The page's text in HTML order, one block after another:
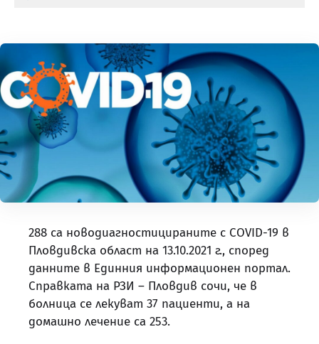
288 са новодиагностицираните с COVID-19 в
Пловдивска област на 13.10.2021 г., според
данните в Единния информационен портал.
Справката на РЗИ – Пловдив сочи, че в
болница се лекуват 37 пациенти, а на
домашно лечение са 253.